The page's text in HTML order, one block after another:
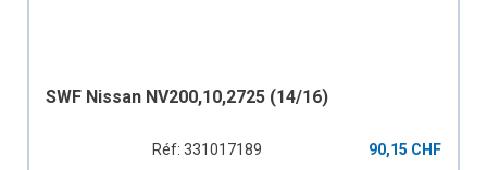
SWF Nissan NV200,10,2725 (14/16)
Réf: 331017189 90,15 CHF